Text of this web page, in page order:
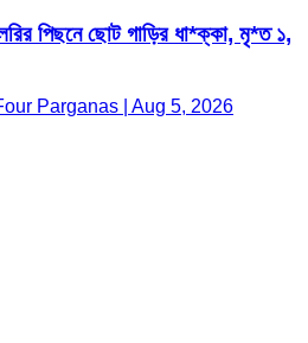
পিছনে ছোট গাড়ির ধা*ক্কা, মৃ*ত ১,
Parganas | Aug 5, 2026